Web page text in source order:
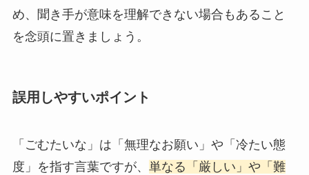
め、聞き手が意味を理解できない場合もあること
を念頭に置きましょう。
誤用しやすいポイント
「ごむたいな」は「無理なお願い」や「冷たい態
度」を指す言葉ですが、 単なる「厳しい」や「難